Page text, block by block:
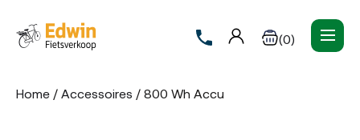
(0)
Home / Accessoires / 800 Wh Accu